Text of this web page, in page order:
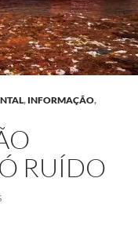
, INFORMAÇÃO,
RUÍDO